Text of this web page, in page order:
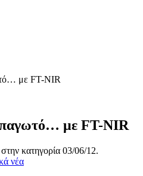
με FT-NIR
παγωτό… με FT-NIR
κατηγορία 03/06/12.
νέα